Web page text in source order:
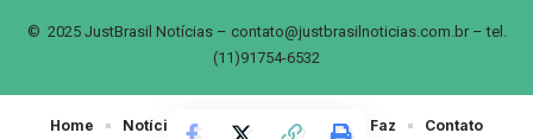
© 2025 JustBrasil Notícias – contato@justbrasilnoticias.com.br– tel.
(11)91754-6532
Home Notícias Sobre Nós Quem Faz Contato